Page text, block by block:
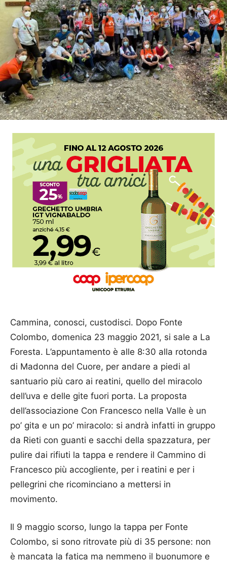
Cammina, conosci, custodisci. Dopo Fonte
Colombo, domenica 23 maggio 2021, si sale a La
Foresta. L’appuntamento è alle 8:30 alla rotonda
di Madonna del Cuore, per andare a piedi al
santuario più caro ai reatini, quello del miracolo
dell’uva e delle gite fuori porta. La proposta
dell’associazione Con Francesco nella Valle è un
po’ gita e un po’ miracolo: si andrà infatti in gruppo
da Rieti con guanti e sacchi della spazzatura, per
pulire dai rifiuti la tappa e rendere il Cammino di
Francesco più accogliente, per i reatini e per i
pellegrini che ricominciano a mettersi in
movimento.
Il 9 maggio scorso, lungo la tappa per Fonte
Colombo, si sono ritrovate più di 35 persone: non
è mancata la fatica ma nemmeno il buonumore e